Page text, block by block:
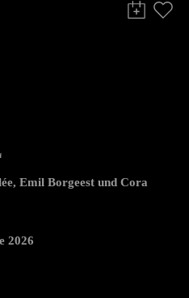
Emil Borgeest und Cora
2026